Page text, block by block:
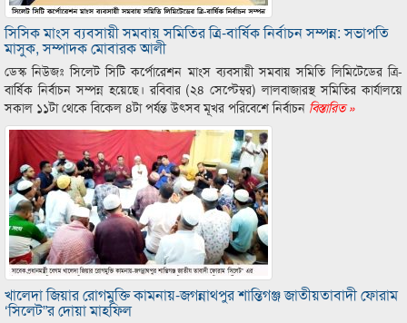
সিসিক মাংস ব্যবসায়ী সমবায় সমিতির ত্রি-বার্ষিক নির্বাচন সম্পন্ন: সভাপতি
মাসুক, সম্পাদক মোবারক আলী
ডেস্ক নিউজঃ সিলেট সিটি কর্পোরেশন মাংস ব্যবসায়ী সমবায় সমিতি লিমিটেডের ত্রি-
বার্ষিক নির্বাচন সম্পন্ন হয়েছে। রবিবার (২৪ সেপ্টেম্বর) লালবাজারস্থ সমিতির কার্যালয়ে
সকাল ১১টা থেকে বিকেল ৪টা পর্যন্ত উৎসব মূখর পরিবেশে নির্বাচন বিস্তারিত »
খালেদা জিয়ার রোগমুক্তি কামনায়-জগন্নাথপুর শান্তিগঞ্জ জাতীয়তাবাদী ফোরাম
‘সিলেট”র দোয়া মাহফিল